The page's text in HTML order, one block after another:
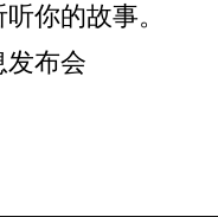
你的故事。
发布会